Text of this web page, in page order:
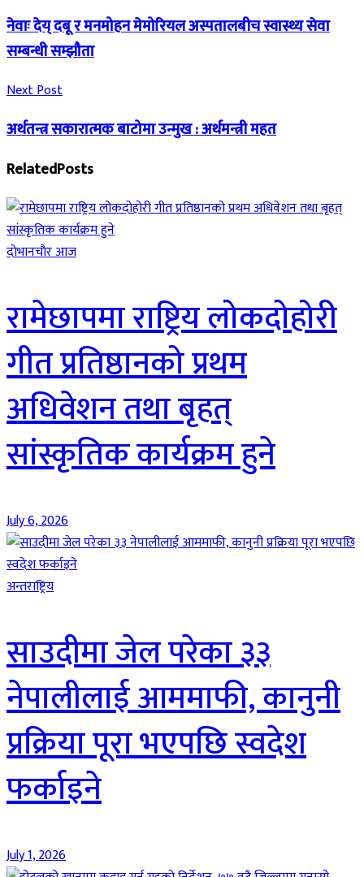
नेवाः देय् दबू र मनमोहन मेमोरियल अस्पतालबीच स्वास्थ्य सेवा
सम्बन्धी सम्झौता
Next Post
अर्थतन्त्र सकारात्मक बाटोमा उन्मुख : अर्थमन्त्री महत
RelatedPosts
दाेभानचाैर आज
रामेछापमा राष्ट्रिय लोकदोहोरी
गीत प्रतिष्ठानको प्रथम
अधिवेशन तथा बृहत्
सांस्कृतिक कार्यक्रम हुने
July 6, 2026
अन्तराष्ट्रिय
साउदीमा जेल परेका ३३
नेपालीलाई आममाफी, कानुनी
प्रक्रिया पूरा भएपछि स्वदेश
फर्काइने
July 1, 2026